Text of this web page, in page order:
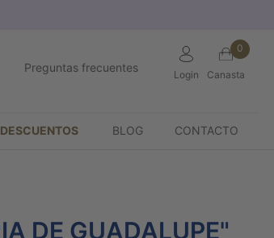
Preguntas frecuentes
Login
0
Canasta
DESCUENTOS BLOG CONTACTO
DE GUADALUPE"